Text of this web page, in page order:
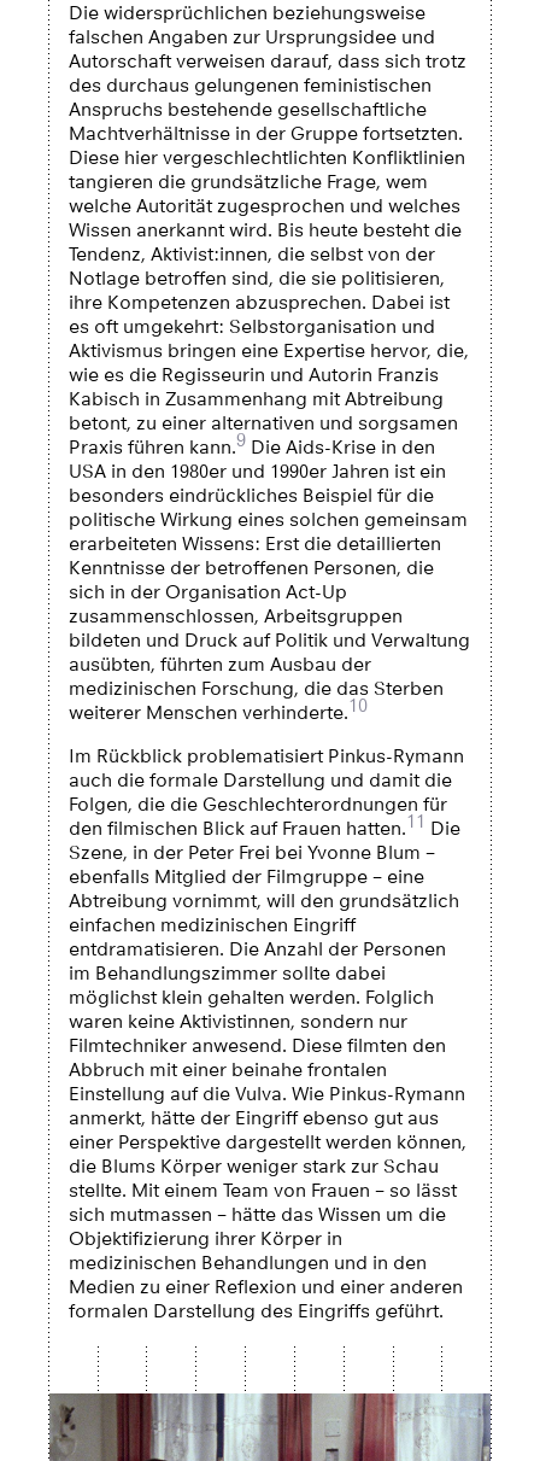
Die widersprüchlichen beziehungsweise
falschen Angaben zur Ursprungsidee und
Autorschaft verweisen darauf, dass sich trotz
des durchaus gelungenen feministischen
Anspruchs bestehende gesellschaftliche
Machtverhältnisse in der Gruppe fortsetzten.
Diese hier vergeschlechtlichten Konfliktlinien
tangieren die grundsätzliche Frage, wem
welche Autorität zugesprochen und welches
Wissen anerkannt wird. Bis heute besteht die
Tendenz, Aktivist:innen, die selbst von der
Notlage betroffen sind, die sie politisieren,
ihre Kompetenzen abzusprechen. Dabei ist
es oft umgekehrt: Selbstorganisation und
Aktivismus bringen eine Expertise hervor, die,
wie es die Regisseurin und Autorin Franzis
Kabisch in Zusammenhang mit Abtreibung
betont, zu einer alternativen und sorgsamen
Praxis führen kann.9Die Aids-Krise in den
USA in den 1980er und 1990er Jahren ist ein
besonders eindrückliches Beispiel für die
politische Wirkung eines solchen gemeinsam
erarbeiteten Wissens: Erst die detaillierten
Kenntnisse der betroffenen Personen, die
sich in der Organisation Act-Up
zusammenschlossen, Arbeitsgruppen
bildeten und Druck auf Politik und Verwaltung
ausübten, führten zum Ausbau der
medizinischen Forschung, die das Sterben
weiterer Menschen verhinderte.10
Im Rückblick problematisiert Pinkus-Rymann
auch die formale Darstellung und damit die
Folgen, die die Geschlechterordnungen für
den filmischen Blick auf Frauen hatten.11 Die
Szene, in der Peter Frei bei Yvonne Blum –
ebenfalls Mitglied der Filmgruppe – eine
Abtreibung vornimmt, will den grundsätzlich
einfachen medizinischen Eingriff
entdramatisieren. Die Anzahl der Personen
im Behandlungszimmer sollte dabei
möglichst klein gehalten werden. Folglich
waren keine Aktivistinnen, sondern nur
Filmtechniker anwesend. Diese filmten den
Abbruch mit einer beinahe frontalen
Einstellung auf die Vulva. Wie Pinkus-Rymann
anmerkt, hätte der Eingriff ebenso gut aus
einer Perspektive dargestellt werden können,
die Blums Körper weniger stark zur Schau
stellte. Mit einem Team von Frauen – so lässt
sich mutmassen – hätte das Wissen um die
Objektifizierung ihrer Körper in
medizinischen Behandlungen und in den
Medien zu einer Reflexion und einer anderen
formalen Darstellung des Eingriffs geführt.